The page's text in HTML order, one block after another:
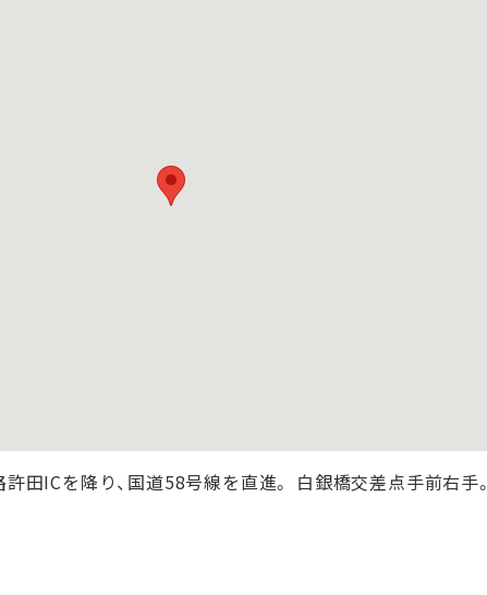
田ICを降り、国道58号線を直進。 白銀橋交差点手前右手。